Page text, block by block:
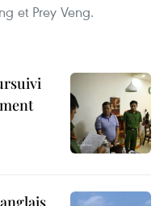
et Prey Veng.